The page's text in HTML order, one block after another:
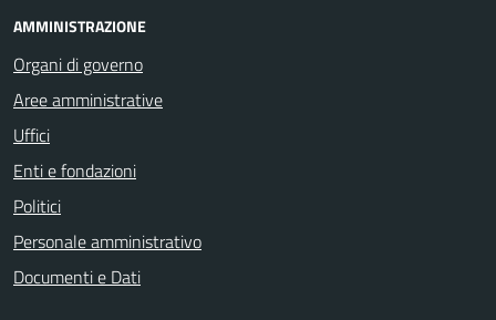
AMMINISTRAZIONE
Organi di governo
Aree amministrative
Uffici
Enti e fondazioni
Politici
Personale amministrativo
Documenti e Dati